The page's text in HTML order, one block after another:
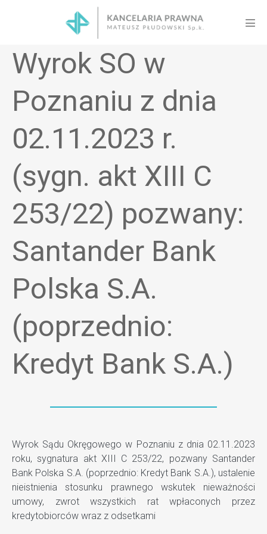
Wyrok SO w
Poznaniu z dnia
02.11.2023 r.
(sygn. akt XIII C
253/22) pozwany:
Santander Bank
Polska S.A.
(poprzednio:
Kredyt Bank S.A.)
Wyrok Sądu Okręgowego w Poznaniu z dnia 02.11.2023
roku, sygnatura akt XIII C 253/22, pozwany Santander
Bank Polska S.A. (poprzednio: Kredyt Bank S.A.), ustalenie
nieistnienia stosunku prawnego wskutek nieważności
umowy, zwrot wszystkich rat wpłaconych przez
kredytobiorców wraz z odsetkami